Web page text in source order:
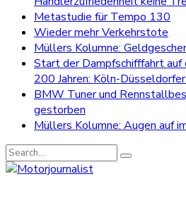
Metastudie für Tempo 130
Wieder mehr Verkehrstote
Müllers Kolumne:
Start der Dampfschifffahrt auf
200 Jahren: Köln-
BMW Tuner und
gestorben
Müllers Kolumne: Augen auf
Search
for: